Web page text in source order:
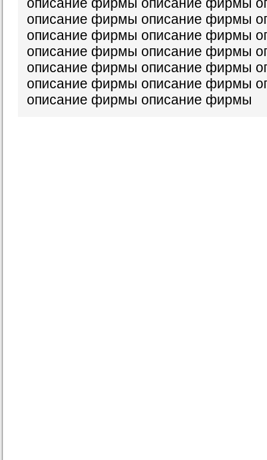
описание фирмы описание фирмы
описание фирмы описание фирмы
описание фирмы описание фирмы
описание фирмы описание фирмы
описание фирмы описание фирмы
описание фирмы описание фирмы